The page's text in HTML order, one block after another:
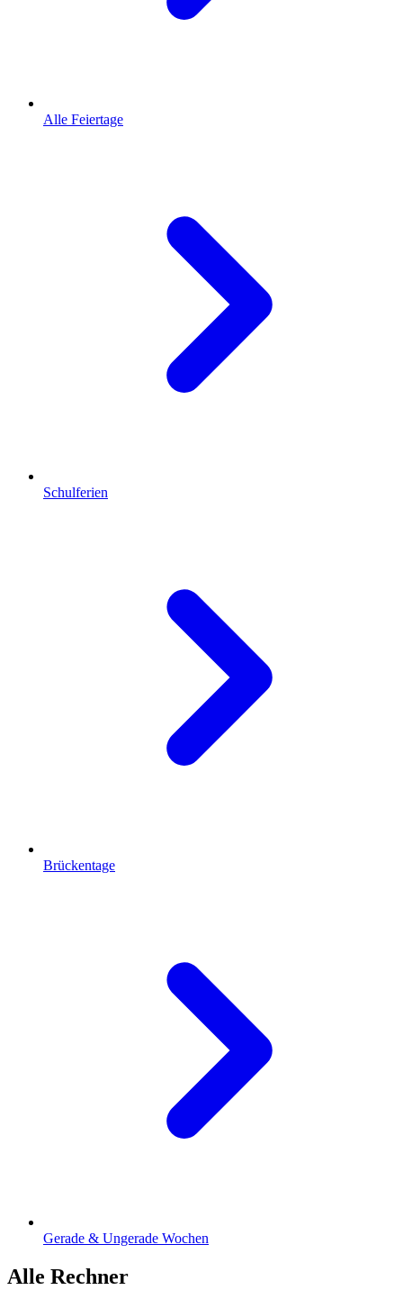
Alle Feiertage
Schulferien
Brückentage
Gerade & Ungerade Wochen
Alle Rechner